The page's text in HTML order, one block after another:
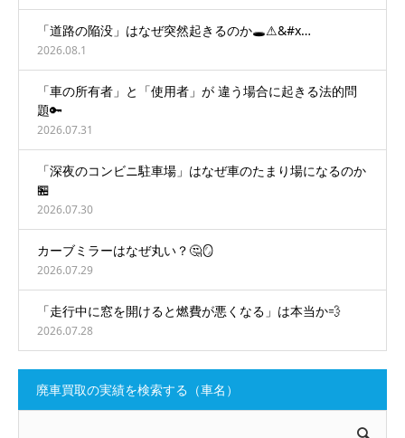
「道路の陥没」はなぜ突然起きるのか🕳️⚠&#x…
2026.08.1
「車の所有者」と「使用者」が 違う場合に起きる法的問
題🔑
2026.07.31
「深夜のコンビニ駐車場」はなぜ車のたまり場になるのか
🏪
2026.07.30
カーブミラーはなぜ丸い？🤔🪞
2026.07.29
「走行中に窓を開けると燃費が悪くなる」は本当か💨
2026.07.28
廃車買取の実績を検索する（車名）